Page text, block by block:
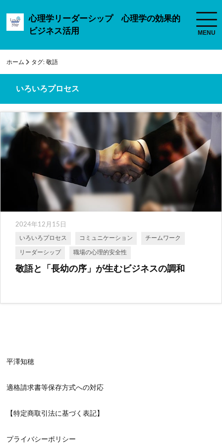
心理学リーダーシップ 心理学の効果的
ビジネス活用
ホーム タグ:敬語
いろいろプロセス
2024年12月15日
いろいろプロセス コミュニケーション チームワーク
リーダーシップ 職場の心理的安全性
敬語と「長幼の序」が生むビジネスの調和
平澤知穂
適格請求書等保存方式への対応
【特定商取引法に基づく表記】
プライバシーポリシー